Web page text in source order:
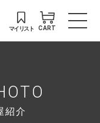
マイリスト CART
紹介